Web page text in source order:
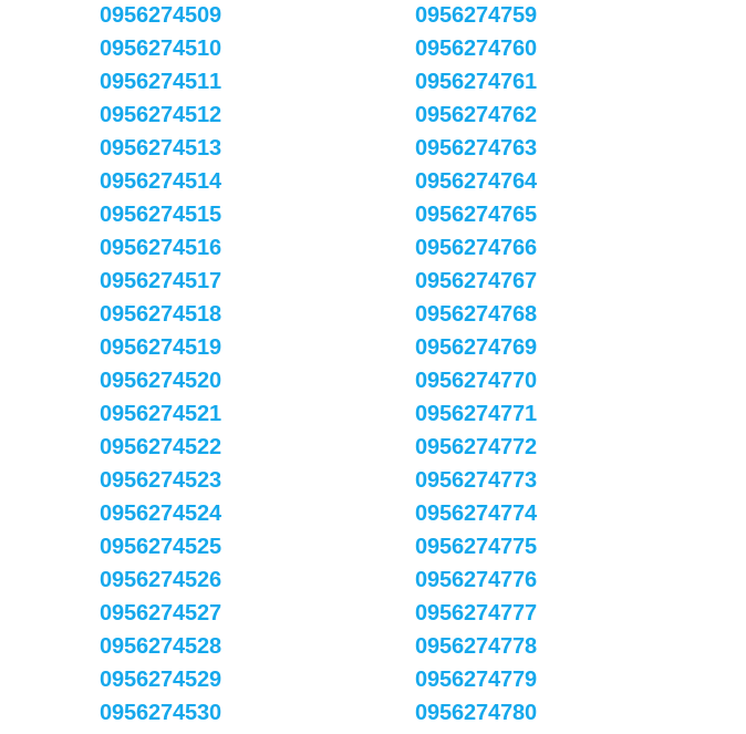
0956274509
0956274510
0956274511
0956274512
0956274513
0956274514
0956274515
0956274516
0956274517
0956274518
0956274519
0956274520
0956274521
0956274522
0956274523
0956274524
0956274525
0956274526
0956274527
0956274528
0956274529
0956274530
0956274759
0956274760
0956274761
0956274762
0956274763
0956274764
0956274765
0956274766
0956274767
0956274768
0956274769
0956274770
0956274771
0956274772
0956274773
0956274774
0956274775
0956274776
0956274777
0956274778
0956274779
0956274780